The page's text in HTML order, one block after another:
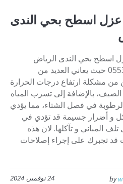
اسطح بحي الندى
اسطح بحي الندى الرياض
0553445129 حيث يعاني العديد من
من مشكلة ارتفاع درجات الحرارة
بالإضافة إلى تسرب المياه
في فصل الشتاء، مما يؤدي
و أضرار جسيمة قد تؤدي في
تلف المباني و تآكلها. لان هذه
قد تجبرك على إجراء إصلاحات
24 نوفمبر، 2024 by